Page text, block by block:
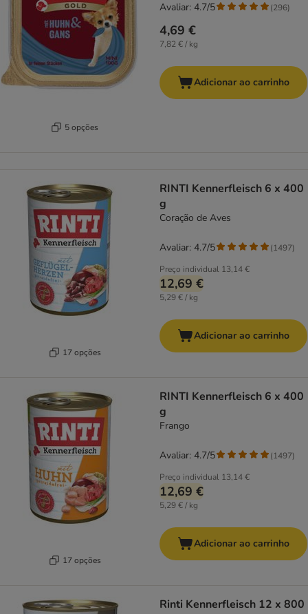
5 opções
4,69 €
7,82 € / kg
Avaliar: 4.7/5 (296)
Adicionar ao carrinho
17 opções
RINTI Kennerfleisch 6 x 400
g
Coração de Aves
Preço individual 13,14 €
12,69 €
5,29 € / kg
Avaliar: 4.7/5 (1497)
Adicionar ao carrinho
17 opções
RINTI Kennerfleisch 6 x 400
g
Frango
Preço individual 13,14 €
12,69 €
5,29 € / kg
Avaliar: 4.7/5 (1497)
Adicionar ao carrinho
Rinti Kennerfleisch 12 x 800